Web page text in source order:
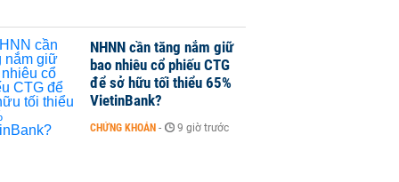
NHNN cần tăng nắm giữ
bao nhiêu cổ phiếu CTG
để sở hữu tối thiểu 65%
VietinBank?
CHỨNG KHOÁN - 9 giờ trước